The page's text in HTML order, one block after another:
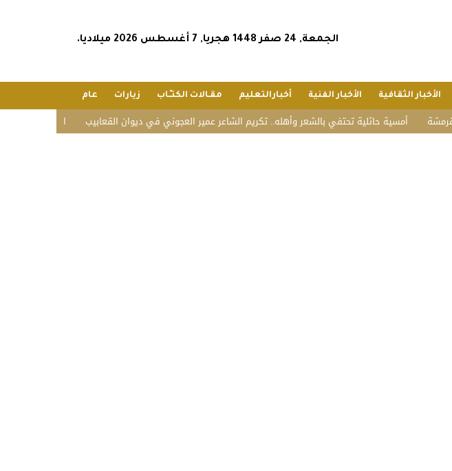
الجمعة, 24 صفر 1448 هجريا, 7 أغسطس 2026 ميلاديا.
الأخبار الثقافية الأخبار الفنية أخبارالتعليم مقـالات الكتـّـاب زيارات عام
الشؤون الإسلامية أمسية حائلية تحتفي بالشعر وأهله.. تكريم الشاعر عمير العجوني في ديوان القعابيب